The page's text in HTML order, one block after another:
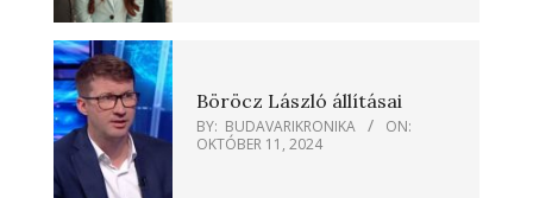
Böröcz László állításai
BY: BUDAVARIKRONIKA
ON:
OKTÓBER 11, 2024